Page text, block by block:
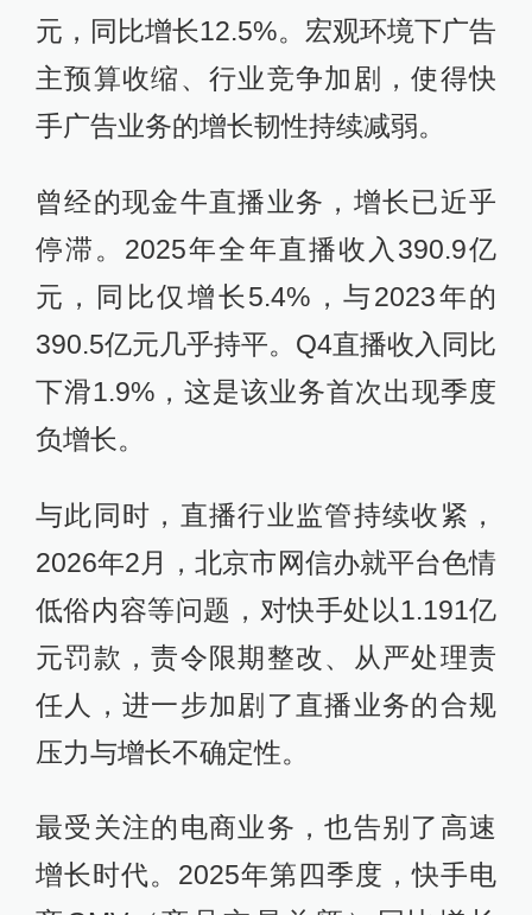
元，同比增长12.5%。宏观环境下广告
主预算收缩、行业竞争加剧，使得快
手广告业务的增长韧性持续减弱。
曾经的现金牛直播业务，增长已近乎
停滞。2025年全年直播收入390.9亿
元，同比仅增长5.4%，与2023年的
390.5亿元几乎持平。Q4直播收入同比
下滑1.9%，这是该业务首次出现季度
负增长。
与此同时，直播行业监管持续收紧，
2026年2月，北京市网信办就平台色情
低俗内容等问题，对快手处以1.191亿
元罚款，责令限期整改、从严处理责
任人，进一步加剧了直播业务的合规
压力与增长不确定性。
最受关注的电商业务，也告别了高速
增长时代。2025年第四季度，快手电